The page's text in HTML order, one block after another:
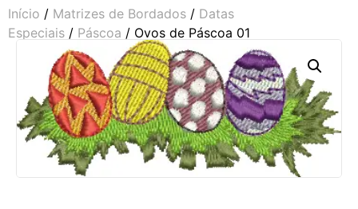
Início / Matrizes de Bordados / Datas
Especiais / Páscoa / Ovos de Páscoa 01